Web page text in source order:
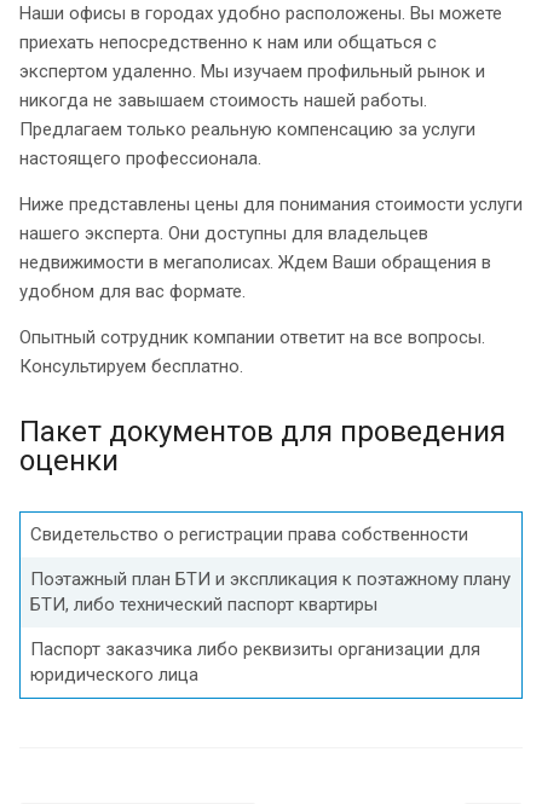
Наши офисы в городах удобно расположены. Вы можете
приехать непосредственно к нам или общаться с
экспертом удаленно. Мы изучаем профильный рынок и
никогда не завышаем стоимость нашей работы.
Предлагаем только реальную компенсацию за услуги
настоящего профессионала.
Ниже представлены цены для понимания стоимости услуги
нашего эксперта. Они доступны для владельцев
недвижимости в мегаполисах. Ждем Ваши обращения в
удобном для вас формате.
Опытный сотрудник компании ответит на все вопросы.
Консультируем бесплатно.
Пакет документов для проведения
оценки
Свидетельство о регистрации права собственности
Поэтажный план БТИ и экспликация к поэтажному плану
БТИ, либо технический паспорт квартиры
Паспорт заказчика либо реквизиты организации для
юридического лица